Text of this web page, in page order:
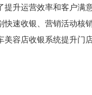
升运营效率和客户满
快速收银、营销活动核
容店收银系统提升门